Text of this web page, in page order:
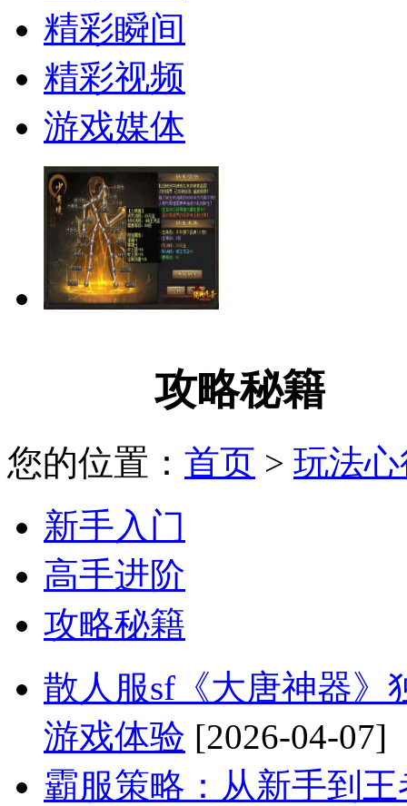
精彩瞬间
精彩视频
游戏媒体
攻略秘籍
您的位置： 首页 > 玩法
新手入门
高手进阶
攻略秘籍
散人服sf《大唐神器》
游戏体验 [2026-04-07]
霸服策略：从新手到